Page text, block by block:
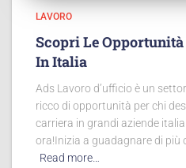
LAVORO
Scopri Le
In Italia
Ads Lavoro d’ufficio è un
ricco di opportunità per chi
carriera in grandi aziende
ora!Inizia a guadagnare di più
Read more…